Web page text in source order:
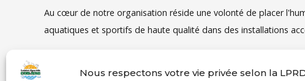
Nous respectons votre vie privée selon la
Au cœur de notre organisation réside une volonté de placer
aquatiques et sportifs de haute qualité dans des installations
L’être humain est au
Une équipe